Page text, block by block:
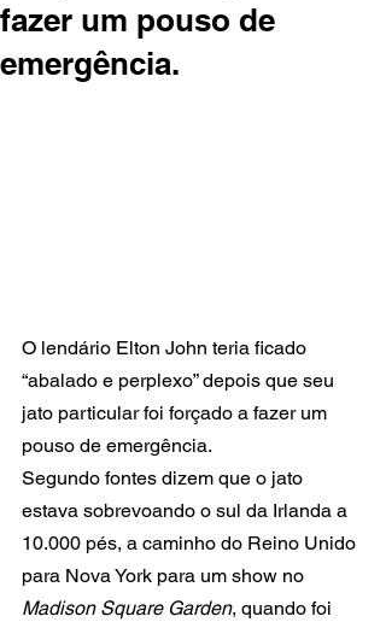
fazer um pouso de
emergência.
O lendário Elton John teria ficado
“abalado e perplexo” depois que seu
jato particular foi forçado a fazer um
pouso de emergência.
Segundo fontes dizem que o jato
estava sobrevoando o sul da Irlanda a
10.000 pés, a caminho do Reino Unido
para Nova York para um show no
Madison Square Garden, quando foi